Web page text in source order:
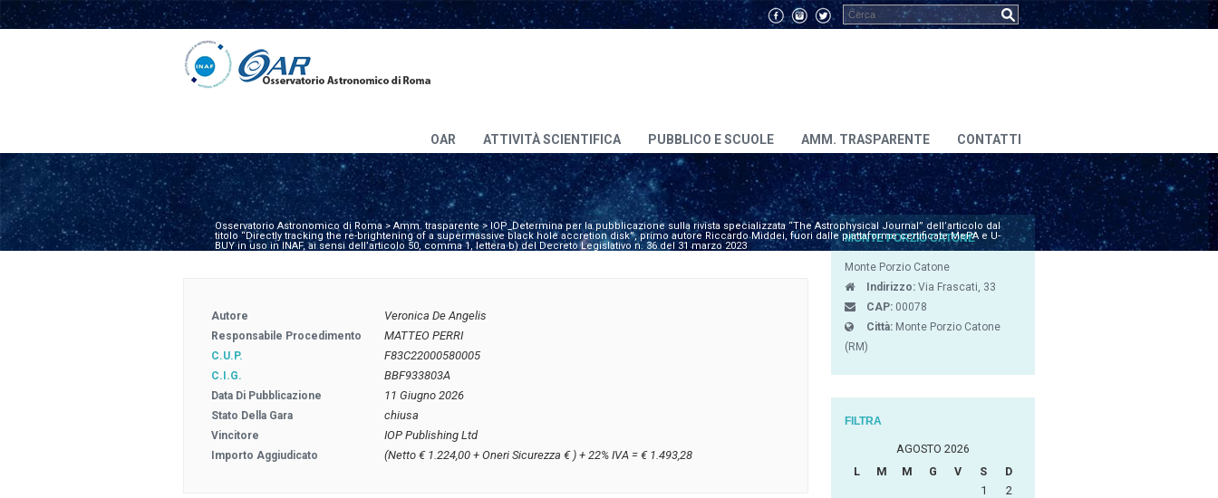
OAR ATTIVITÀ SCIENTIFICA PUBBLICO E SCUOLE AMM. TRASPARENTE CONTATTI
Osservatorio Astronomico di Roma> Amm. trasparente>IOP_Determina per la pubblicazione sulla rivista specializzata “The Astrophysical Journal” dell’articolo dal
titolo “Directly tracking the re-brightening of a supermassive black hole accretion disk”, primo autore Riccardo Middei, fuori dalle piattaforme certificate MePA e U-
BUY in uso in INAF, ai sensi dell’articolo 50, comma 1, lettera b) del Decreto Legislativo n. 36 del 31 marzo 2023
Autore Veronica De Angelis
Responsabile Procedimento MATTEO PERRI
C.U.P. F83C22000580005
C.I.G. BBF933803A
Data Di Pubblicazione 11 Giugno 2026
Stato Della Gara chiusa
Vincitore IOP Publishing Ltd
Importo Aggiudicato (Netto € 1.224,00 + Oneri Sicurezza € ) + 22% IVA = € 1.493,28
MONTE PORZIO CATONE
Monte Porzio Catone
Indirizzo: Via Frascati, 33
CAP: 00078
Città: Monte Porzio Catone
(RM)
FILTRA
AGOSTO 2026
L
M M G V S D
1
2